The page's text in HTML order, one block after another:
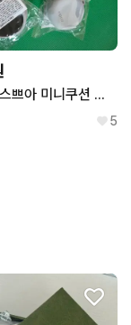
미개봉)에스쁘아 미니쿠션 공용기+실리콘커버 케이스세트(공용기
5